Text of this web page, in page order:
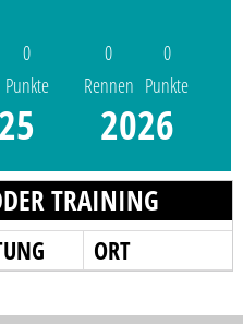
0
Punkte
0
Rennen
0
Punkte
2026
TRAINING
ORT